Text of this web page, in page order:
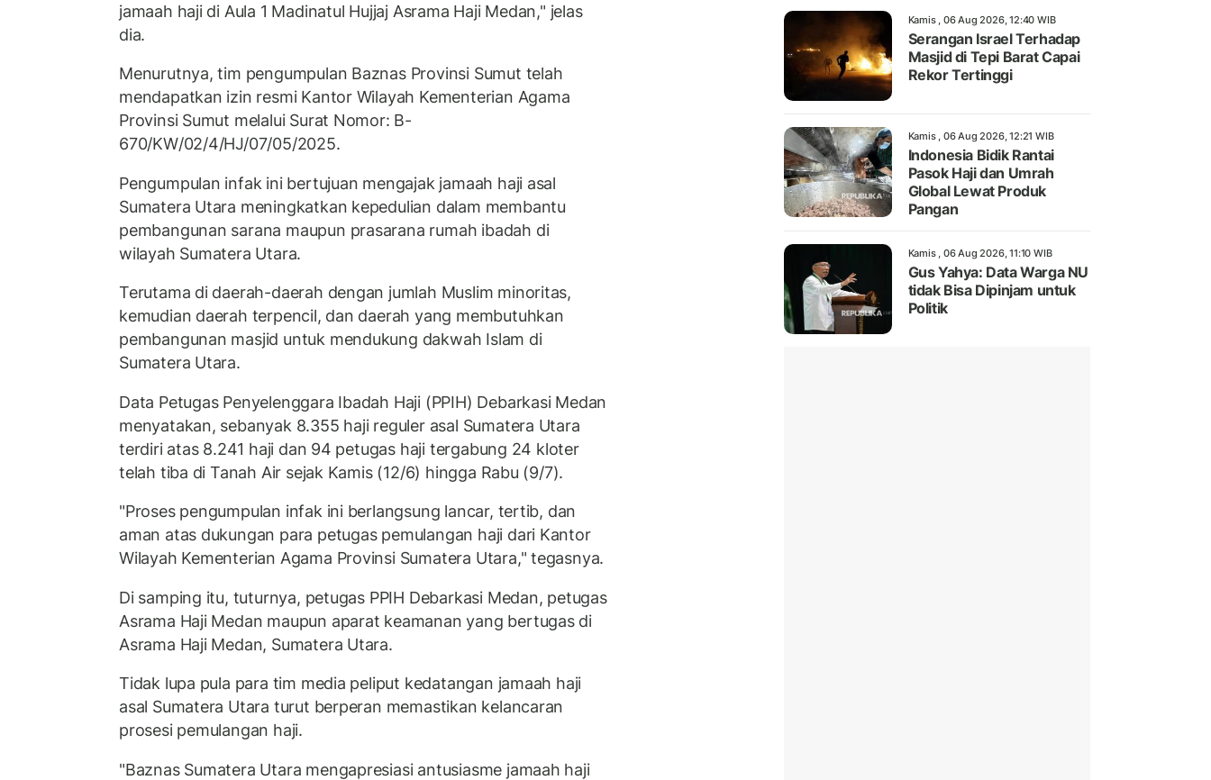
jamaah haji di Aula 1 Madinatul Hujjaj Asrama Haji Medan," jelas
dia.
Menurutnya, tim pengumpulan Baznas Provinsi Sumut telah
mendapatkan izin resmi Kantor Wilayah Kementerian Agama
Provinsi Sumut melalui Surat Nomor: B-
670/KW/02/4/HJ/07/05/2025.
Pengumpulan infak ini bertujuan mengajak jamaah haji asal
Sumatera Utara meningkatkan kepedulian dalam membantu
pembangunan sarana maupun prasarana rumah ibadah di
wilayah Sumatera Utara.
Terutama di daerah-daerah dengan jumlah Muslim minoritas,
kemudian daerah terpencil, dan daerah yang membutuhkan
pembangunan masjid untuk mendukung dakwah Islam di
Sumatera Utara.
Data Petugas Penyelenggara Ibadah Haji (PPIH) Debarkasi Medan
menyatakan, sebanyak 8.355 haji reguler asal Sumatera Utara
terdiri atas 8.241 haji dan 94 petugas haji tergabung 24 kloter
telah tiba di Tanah Air sejak Kamis (12/6) hingga Rabu (9/7).
"Proses pengumpulan infak ini berlangsung lancar, tertib, dan
aman atas dukungan para petugas pemulangan haji dari Kantor
Wilayah Kementerian Agama Provinsi Sumatera Utara," tegasnya.
Di samping itu, tuturnya, petugas PPIH Debarkasi Medan, petugas
Asrama Haji Medan maupun aparat keamanan yang bertugas di
Asrama Haji Medan, Sumatera Utara.
Tidak lupa pula para tim media peliput kedatangan jamaah haji
asal Sumatera Utara turut berperan memastikan kelancaran
prosesi pemulangan haji.
"Baznas Sumatera Utara mengapresiasi antusiasme jamaah haji
Kamis , 06 Aug 2026, 12:40 WIB
Serangan Israel Terhadap
Masjid di Tepi Barat Capai
Rekor Tertinggi
Kamis , 06 Aug 2026, 12:21 WIB
Indonesia Bidik Rantai
Pasok Haji dan Umrah
Global Lewat Produk
Pangan
Kamis , 06 Aug 2026, 11:10 WIB
Gus Yahya: Data Warga NU
tidak Bisa Dipinjam untuk
Politik